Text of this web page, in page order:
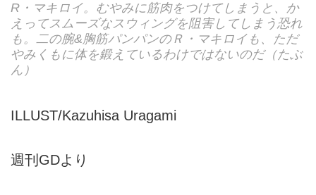
R・マキロイ。むやみに筋肉をつけてしまうと、か
えってスムーズなスウィングを阻害してしまう恐れ
も。二の腕&胸筋パンパンのＲ・マキロイも、ただ
やみくもに体を鍛えているわけではないのだ（たぶ
ん）
ILLUST/Kazuhisa Uragami
週刊GDより